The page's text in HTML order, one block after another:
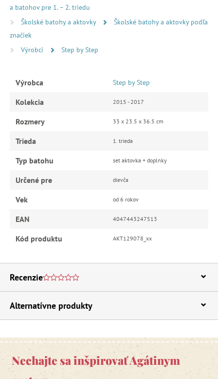
a batohov pre 1. – 2. triedu
Školské batohy a aktovky
Školské batohy a aktovky podľa
značiek
Výrobci
Step by Step
Výrobca Step by Step
Kolekcia 2015 - 2017
Rozmery 33 x 23.5 x 36.5 cm
Trieda 1. trieda
Typ batohu set aktovka + doplnky
Určené pre dievča
Vek od 6 rokov
EAN 4047443247513
Kód produktu AKT129078_xx
Recenzie
Alternatívne produkty
Nechajte sa inšpirovať Agátinym